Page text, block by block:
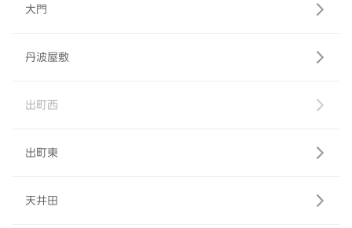
大門
丹波屋敷
出町西
出町東
天井田